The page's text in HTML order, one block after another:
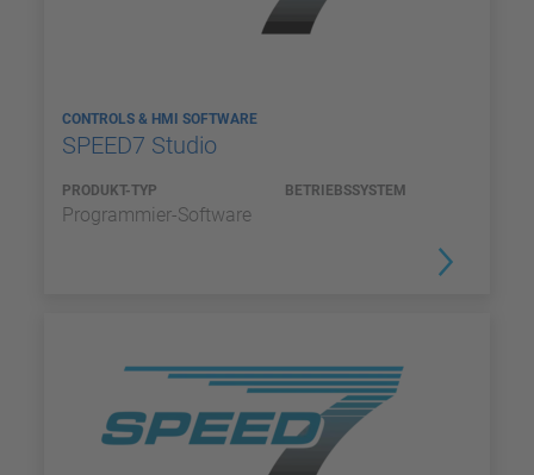
CONTROLS & HMI SOFTWARE
SPEED7 Studio
PRODUKT-TYP
Programmier-Software
BETRIEBSSYSTEM